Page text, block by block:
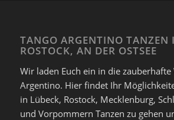
TANGO ARGENTINO TANZEN
ROSTOCK, AN DER OSTSEE
Wir laden Euch ein in die zauberhafte
Argentino. Hier findet Ihr
in Lübeck, Rostock, Mecklenburg,
und Vorpommern Tanzen zu gehen